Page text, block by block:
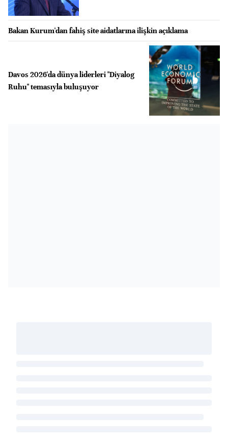
Bakan Kurum'dan fahiş site aidatlarına ilişkin açıklama
Davos 2026'da dünya liderleri "Diyalog
Ruhu" temasıyla buluşuyor